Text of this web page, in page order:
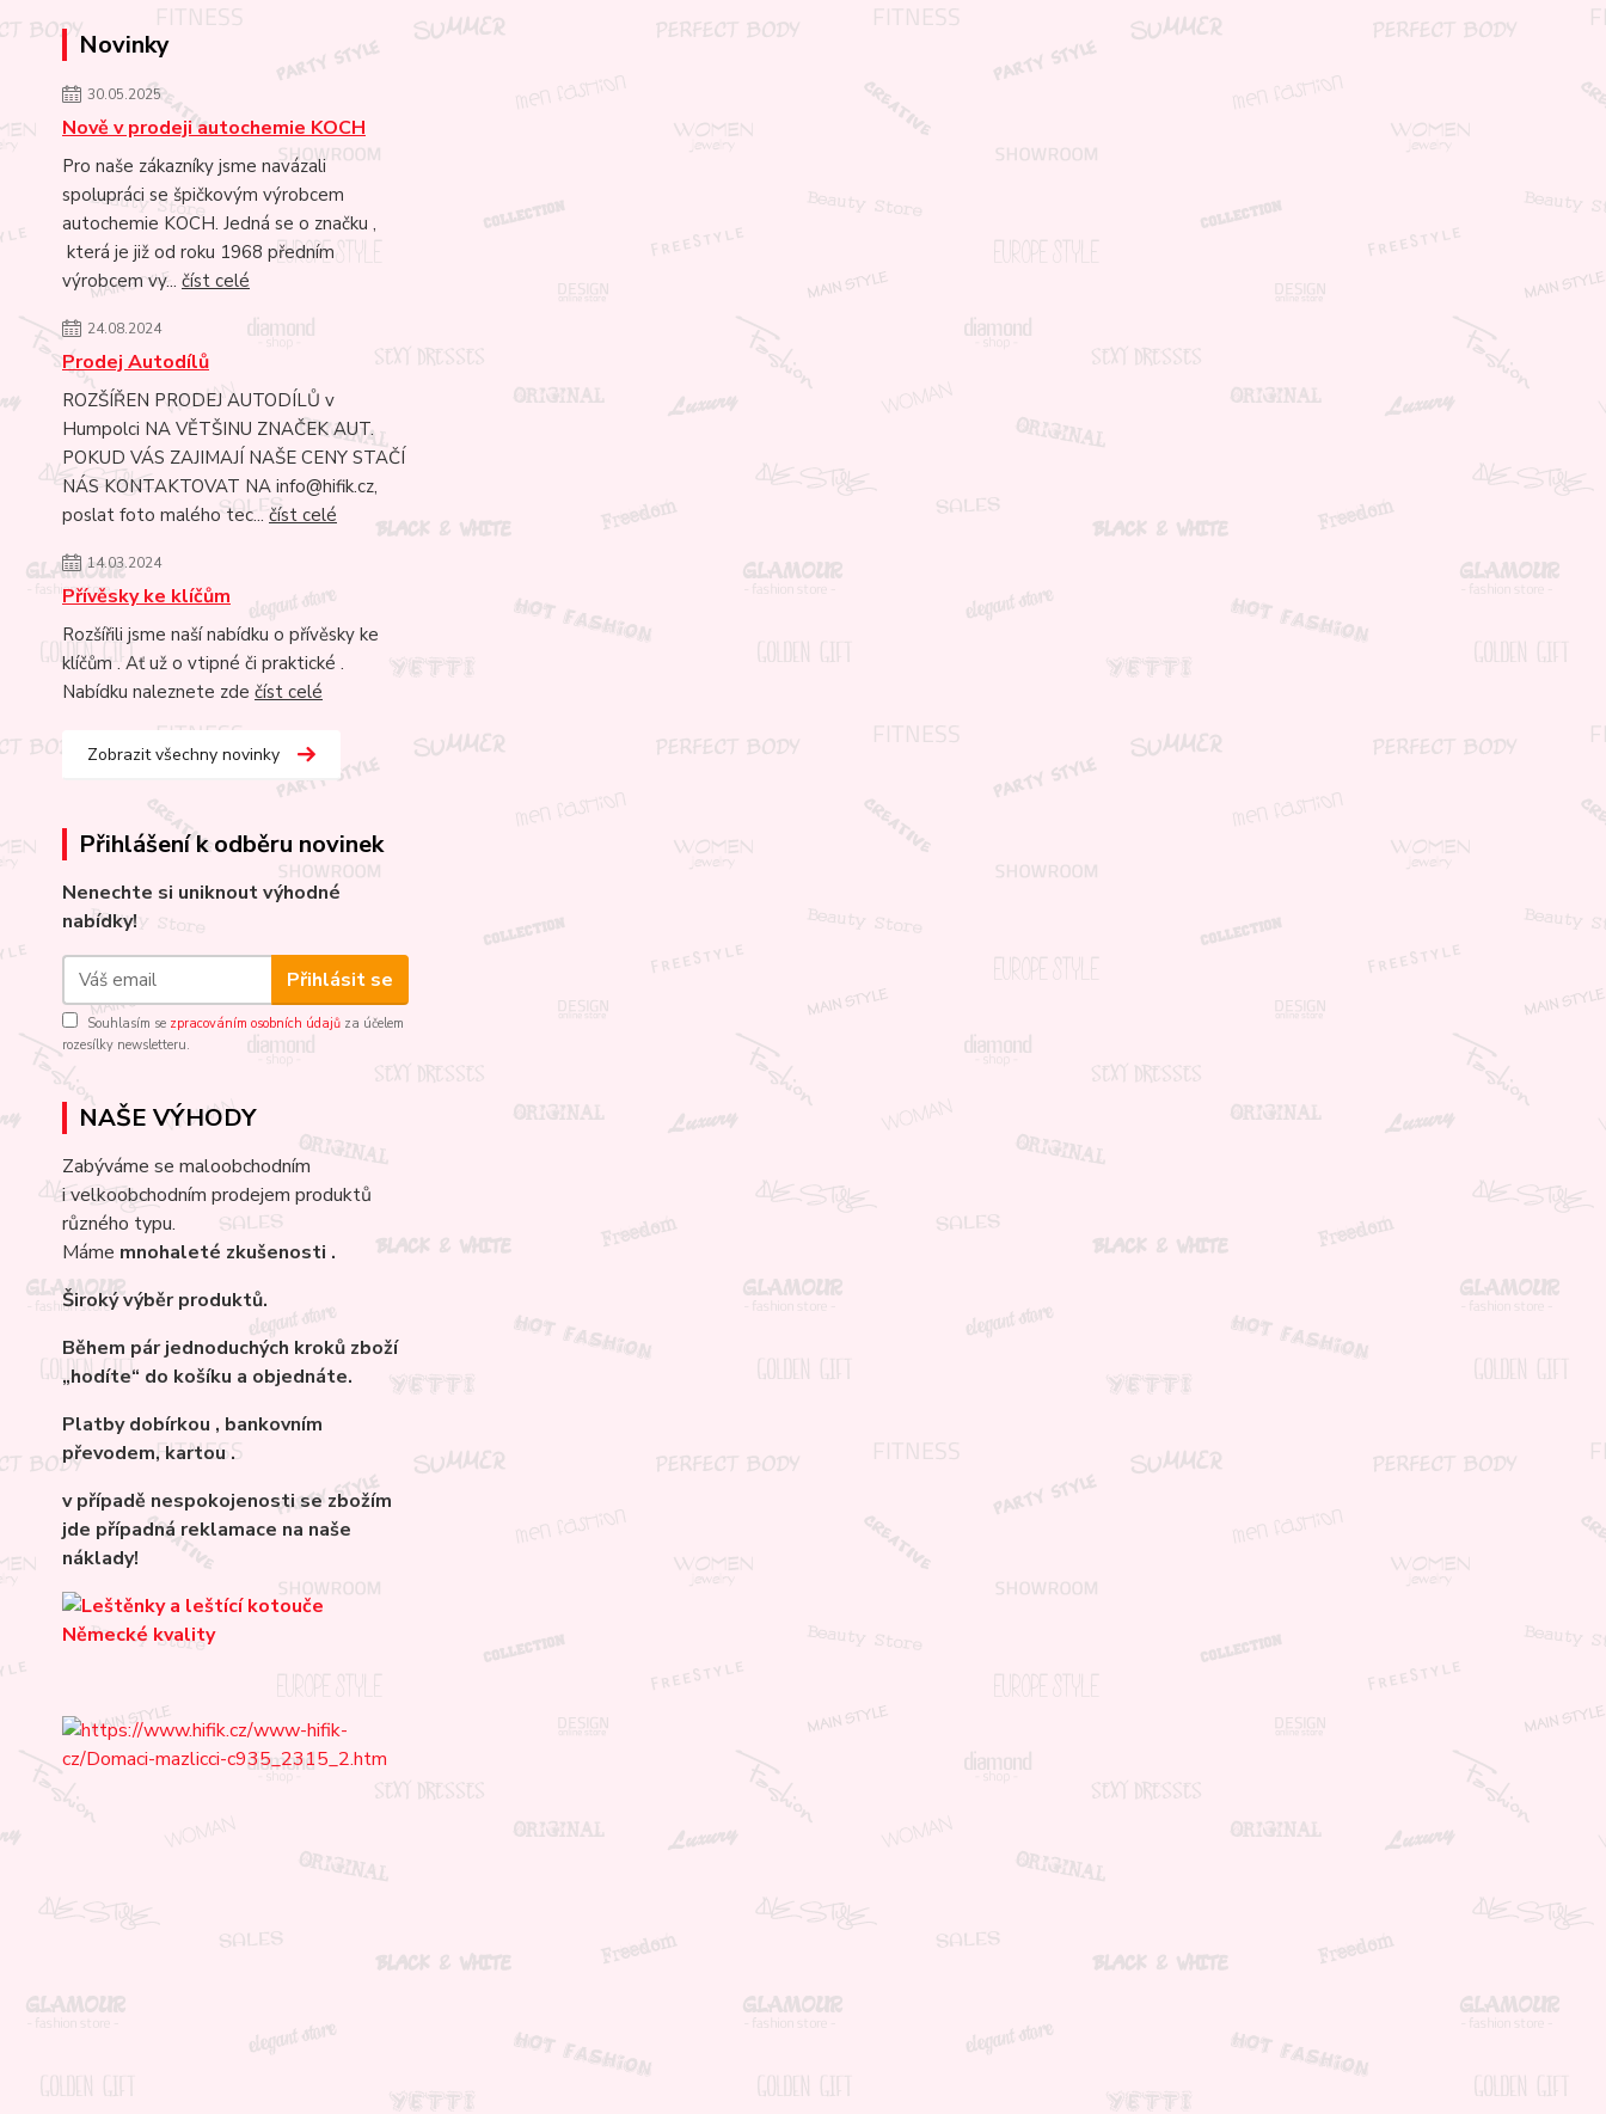
Novinky
30.05.2025
Nově v prodeji autochemie KOCH
Pro naše zákazníky jsme navázali
spolupráci se špičkovým výrobcem
autochemie KOCH. Jedná se o značku ,
která je již od roku 1968 předním
výrobcem vy... číst celé
24.08.2024
Prodej Autodílů
ROZŠÍŘEN PRODEJ AUTODÍLŮ v
Humpolci NA VĚTŠINU ZNAČEK AUT.
POKUD VÁS ZAJIMAJÍ NAŠE CENY STAČÍ
NÁS KONTAKTOVAT NA info@hifik.cz,
poslat foto malého tec...číst celé
14.03.2024
Přívěsky ke klíčům
Rozšířili jsme naší nabídku o přívěsky ke
klíčům . Ať už o vtipné či praktické .
Nabídku naleznete zde číst celé
Zobrazit všechny novinky
Přihlášení k odběru novinek
Nenechte si uniknout výhodné
nabídky!
Přihlásit se
Souhlasím se zpracováním osobních údajů za účelem
rozesílky newsletteru.
NAŠE VÝHODY
Zabýváme se maloobchodním
i velkoobchodním prodejem produktů
různého typu.
Máme mnohaleté zkušenosti .
Široký výběr produktů.
Během pár jednoduchých kroků zboží
„hodíte“ do košíku a objednáte.
Platby dobírkou , bankovním
převodem, kartou .
v případě nespokojenosti se zbožím
jde případná reklamace na naše
náklady!